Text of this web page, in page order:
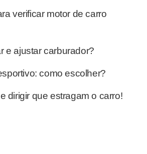
verificar motor de carro
e ajustar carburador?
como escolher?
dirigir que estragam o carro!